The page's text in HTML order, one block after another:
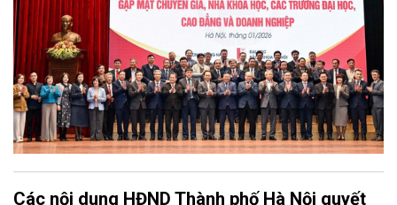
Các nội dung HĐND Thành phố Hà Nội quyết